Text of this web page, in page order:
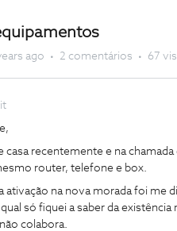
ago 2 comentários 67
casa recentemente e na
router, telefone e box.
ativação na nova morada foi me
só fiquei a saber da
colabora.